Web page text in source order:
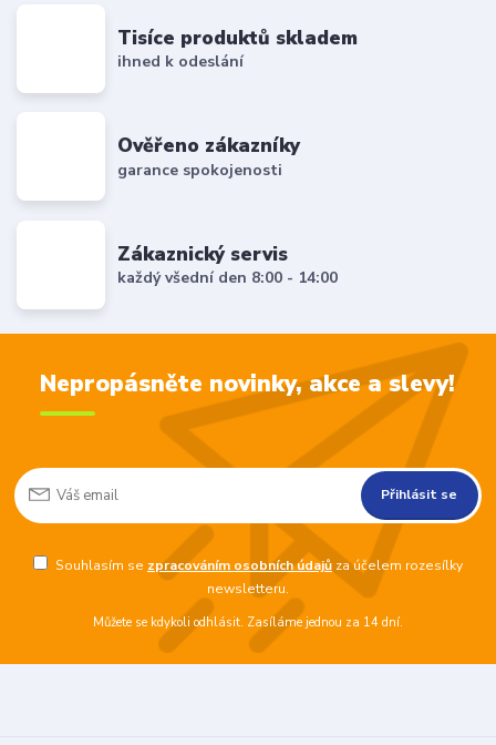
Tisíce produktů skladem
ihned k odeslání
Ověřeno zákazníky
garance spokojenosti
Zákaznický servis
každý všední den 8:00 - 14:00
Nepropásněte novinky, akce a slevy!
Přihlásit se
Souhlasím se zpracováním osobních údajůza účelem rozesílky
newsletteru.
Můžete se kdykoli odhlásit. Zasíláme jednou za 14 dní.